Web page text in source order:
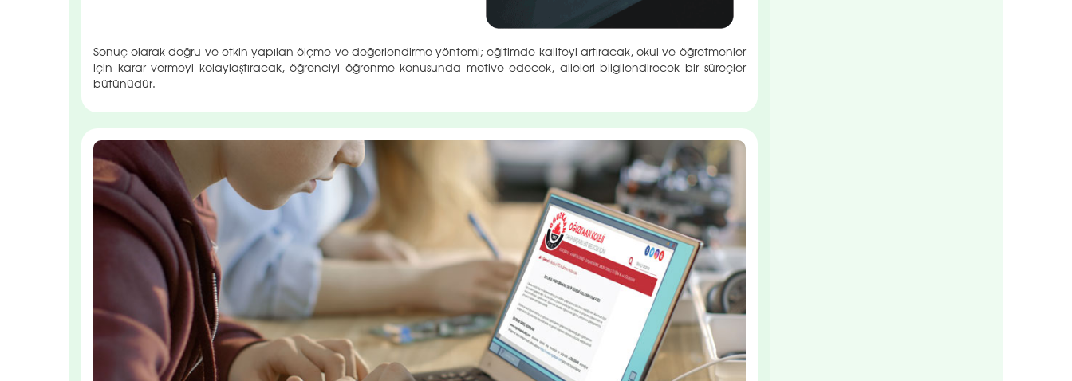
Sonuç olarak doğru ve etkin yapılan ölçme ve değerlendirme yöntemi; eğitimde kaliteyi artıracak, okul ve öğretmenler
için karar vermeyi kolaylaştıracak, öğrenciyi öğrenme konusunda motive edecek, aileleri bilgilendirecek bir süreçler
bütünüdür.